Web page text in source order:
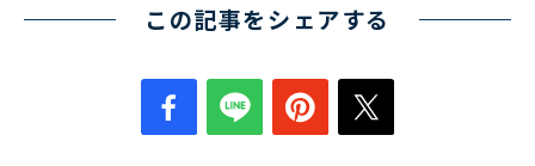
この記事をシェアする